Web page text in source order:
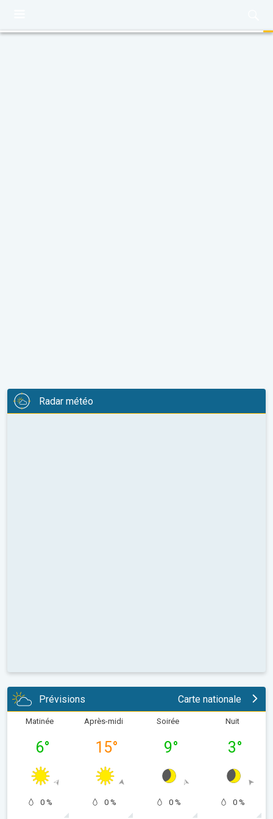
Radar météo
Prévisions Carte nationale
Matinée
6°
0 %
Après-midi
15°
0 %
Soirée
9°
0 %
Nuit
3°
0 %